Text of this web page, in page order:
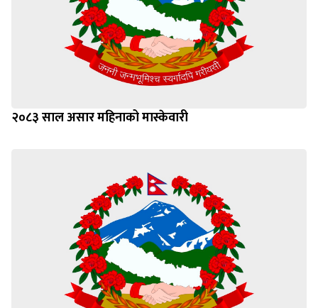
२०८३ साल असार महिनाको मास्केवारी